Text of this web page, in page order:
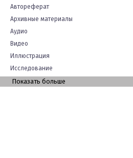
Автореферат
Архивные материалы
Аудио
Видео
Иллюстрация
Исследование
Показать больше